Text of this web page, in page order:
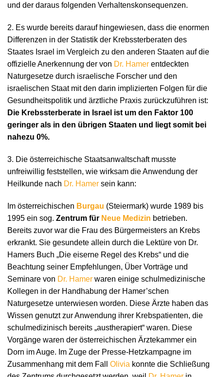
und der daraus folgenden Verhaltenskonsequenzen.
2. Es wurde bereits darauf hingewiesen, dass die enormen
Differenzen in der Statistik der Krebssterberaten des
Staates Israel im Vergleich zu den anderen Staaten auf die
offizielle Anerkennung der von Dr. Hamer entdeckten
Naturgesetze durch israelische Forscher und den
israelischen Staat mit den darin implizierten Folgen für die
Gesundheitspolitik und ärztliche Praxis zurückzuführen ist:
Die Krebssterberate in Israel ist um den Faktor 100
geringer als in den übrigen Staaten und liegt somit bei
nahezu 0%.
3. Die österreichische Staatsanwaltschaft musste
unfreiwillig feststellen, wie wirksam die Anwendung der
Heilkunde nach Dr. Hamer sein kann:
Im österreichischen Burgau (Steiermark) wurde 1989 bis
1995 ein sog. Zentrum für Neue Medizin betrieben.
Bereits zuvor war die Frau des Bürgermeisters an Krebs
erkrankt. Sie gesundete allein durch die Lektüre von Dr.
Hamers Buch „Die eiserne Regel des Krebs“ und die
Beachtung seiner Empfehlungen, Über Vorträge und
Seminare von Dr. Hamer waren einige schulmedizinische
Kollegen in der Handhabung der Hamer’schen
Naturgesetze unterwiesen worden. Diese Ärzte haben das
Wissen genutzt zur Anwendung ihrer Krebspatienten, die
schulmedizinisch bereits „austherapiert“ waren. Diese
Vorgänge waren der österreichischen Ärztekammer ein
Dorn im Auge. Im Zuge der Presse-Hetzkampagne im
Zusammenhang mit dem Fall Olivia konnte die Schließung